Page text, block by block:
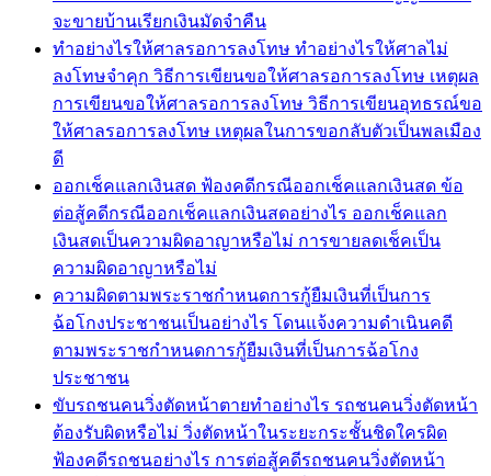
จะขายบ้านเรียกเงินมัดจำคืน
ทำอย่างไรให้ศาลรอการลงโทษ ทำอย่างไรให้ศาลไม่
ลงโทษจำคุก วิธีการเขียนขอให้ศาลรอการลงโทษ เหตุผล
การเขียนขอให้ศาลรอการลงโทษ วิธีการเขียนอุทธรณ์ขอ
ให้ศาลรอการลงโทษ เหตุผลในการขอกลับตัวเป็นพลเมือง
ดี
ออกเช็คแลกเงินสด ฟ้องคดีกรณีออกเช็คแลกเงินสด ข้อ
ต่อสู้คดีกรณีออกเช็คแลกเงินสดอย่างไร ออกเช็คแลก
เงินสดเป็นความผิดอาญาหรือไม่ การขายลดเช็คเป็น
ความผิดอาญาหรือไม่
ความผิดตามพระราชกำหนดการกู้ยืมเงินที่เป็นการ
ฉ้อโกงประชาชนเป็นอย่างไร โดนแจ้งความดำเนินคดี
ตามพระราชกำหนดการกู้ยืมเงินที่เป็นการฉ้อโกง
ประชาชน
ขับรถชนคนวิ่งตัดหน้าตายทำอย่างไร รถชนคนวิ่งตัดหน้า
ต้องรับผิดหรือไม่ วิ่งตัดหน้าในระยะกระชั้นชิดใครผิด
ฟ้องคดีรถชนอย่างไร การต่อสู้คดีรถชนคนวิ่งตัดหน้า